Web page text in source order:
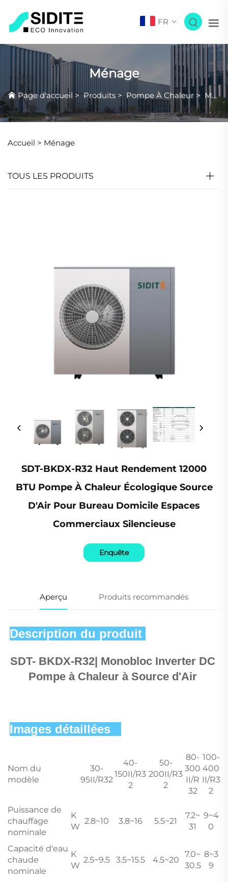
FR
Ménage
Page d'accueil >Produits>Pompe À Chaleur > Ménage
Accueil > Ménage
TOUS LES PRODUITS
SDT-BKDX-R32 Haut Rendement 12000
BTU Pompe À Chaleur Écologique Source
D'Air Pour Bureau Domicile Espaces
Commerciaux Silencieuse
Enquête
Aperçu Produits recommandés
Description du produit
SDT- BKDX-R32| Monobloc Inverter DC
Pompe à Chaleur à Source d'Air
Images détaillées
Nom du
modèle
30-
95II/R32
40-
150II/R3
2
50-
200II/R3
2
80-
300
II/R
32
100-
400
II/R3
2
Puissance de
chauffage
nominale
K
W
2.8~10 3.8~16 5.5~21
7.2~
31
9~4
0
Capacité d'eau
chaude
nominale
K
W
2.5~9.5 3.5~15.5 4.5~20
7.0~
30.5
8~3
9